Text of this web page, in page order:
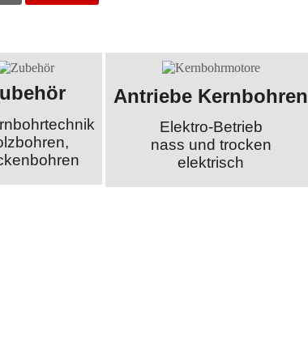
Antriebe Kernbohren
Elektro-Betrieb
nass und trocken
elektrisch